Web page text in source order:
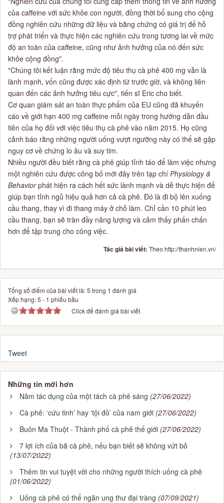
của caffeine với sức khỏe con người, đồng thời bổ sung cho cộng
đồng nghiên cứu những dữ liệu và bằng chứng có giá trị để hỗ
trợ phát triển và thực hiện các nghiên cứu trong tương lai về mức
độ an toàn của caffeine, cũng như ảnh hưởng của nó đến sức
khỏe cộng đồng".
"Chúng tôi kết luận rằng mức độ tiêu thụ cà phê 400 mg vẫn là
lành mạnh, vốn cũng được xác định từ trước giờ, và không liên
quan đến các ảnh hưởng tiêu cực", tiến sĩ Eric cho biết.
Cơ quan giám sát an toàn thực phẩm của EU cũng đã khuyến
cáo về giới hạn 400 mg caffeine mỗi ngày trong hướng dẫn đầu
tiên của họ đối với việc tiêu thụ cà phê vào năm 2015. Họ cũng
cảnh báo rằng những người uống vượt ngưỡng này có thể sẽ gặp
nguy cơ về chứng lo âu và suy tim.
Nhiều người đều biết rằng cà phê giúp tỉnh táo để làm việc nhưng
một nghiên cứu được công bố mới đây trên tạp chí Physiology &
Behaviorphát hiện ra cách hết sức lành mạnh và dễ thực hiện để
giúp bạn tỉnh ngủ hiệu quả hơn cả cà phê. Đó là đi bộ lên xuống
cầu thang, thay vì đi thang máy ở chỗ làm. Chỉ cần 10 phút leo
cầu thang, bạn sẽ tràn đầy năng lượng và cảm thấy phấn chấn
hơn để tập trung cho công việc.
Tác giả bài viết: Theo http://thanhnien.vn/
Tổng số điểm của bài viết là: 5 trong 1 đánh giá
Xếp hạng:5 - 1 phiếu bầu
Click để đánh giá bài viết
Tweet
Những tin mới hơn
Năm tác dụng của một tách cà phê sáng (27/06/2022)
Cà phê: ‘cứu tinh’ hay ‘tội đồ’ của nam giới (27/06/2022)
Buôn Ma Thuột - Thành phố cà phê thế giới (27/06/2022)
7 lợi ích của bã cà phê, nếu bạn biết sẽ không vứt bỏ
(13/07/2022)
Thêm tin vui tuyệt vời cho những người thích uống cà phê
(01/06/2022)
Uống cà phê có thể ngăn ung thư đại tràng (07/09/2021)